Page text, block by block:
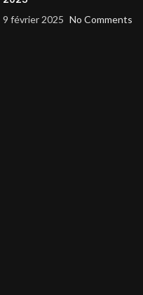
9 février 2025 No Comments